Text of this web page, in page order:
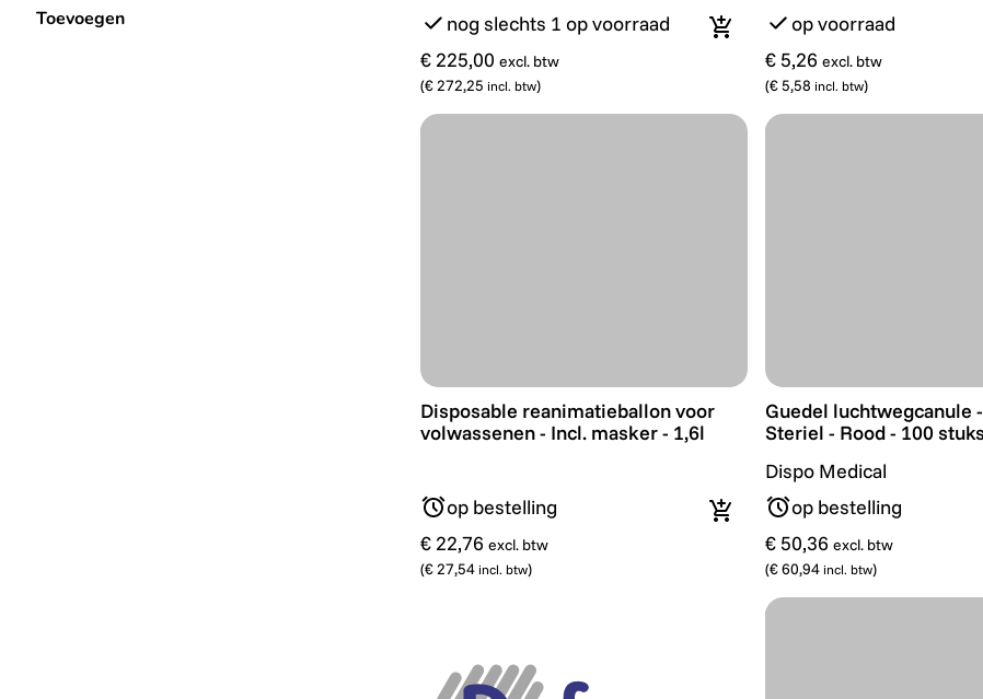
nog slechts 1 op voorraad
€ 225,00 excl. btw
(€ 272,25 incl. btw)
In winkelmandje
op voorraad
€ 5,26 excl. btw
(€ 5,58 incl. btw)
Disposable reanimatieballon voor volwassenen - Incl. masker -
Disposable reanimatieballon voor
volwassenen - Incl. masker - 1,6l
op bestelling
€ 22,76 excl. btw
(€ 27,54 incl. btw)
In winkelmandje
Guedel luchtwegcanule -
Guedel luchtwegcanule
Steriel - Rood - 100 stuks
Dispo Medical
op bestelling
€ 50,36 excl. btw
(€ 60,94 incl. btw)
Toevoegen